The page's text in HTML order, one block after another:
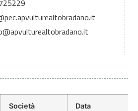
Società
Data